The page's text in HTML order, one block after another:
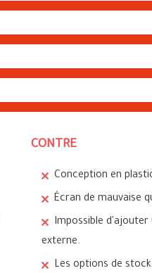
CONTRE
Conception en
Écran de mauvaise
Impossible
externe.
Les options de